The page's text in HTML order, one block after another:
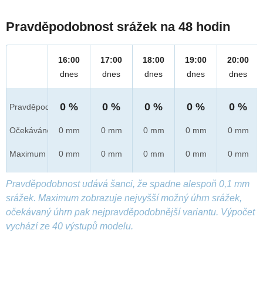
Pravděpodobnost srážek na 48 hodin
Pravděpod.
Očekáváno
Maximum
16:00
dnes
0 %
0 mm
0 mm
17:00
dnes
0 %
0 mm
0 mm
18:00
dnes
0 %
0 mm
0 mm
19:00
dnes
0 %
0 mm
0 mm
20:00
dnes
0 %
0 mm
0 mm
Pravděpodobnost udává šanci, že spadne alespoň 0,1 mm
srážek. Maximum zobrazuje nejvyšší možný úhrn srážek,
očekávaný úhrn pak nejpravděpodobnější variantu. Výpočet
vychází ze 40 výstupů modelu.